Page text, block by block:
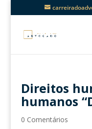
Direitos
humanos
0 Comentários